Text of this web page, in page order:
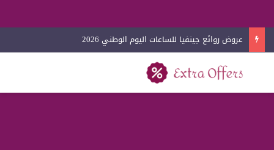
عروض روائع جينفيا للساعات اليوم الوطني 2026
بحث عن